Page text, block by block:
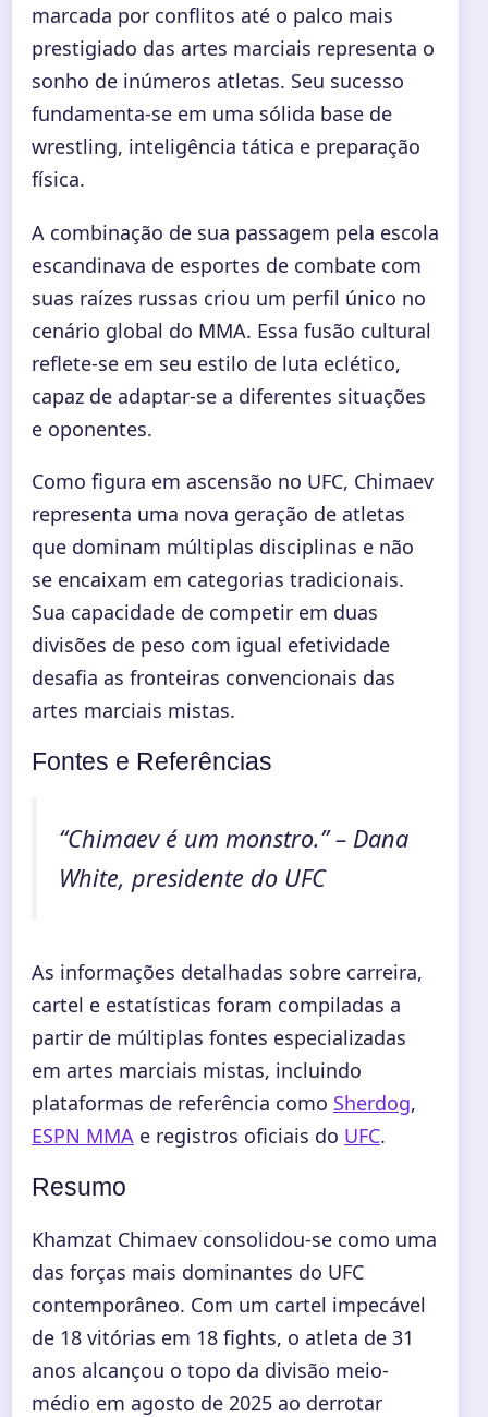
marcada por conflitos até o palco mais
prestigiado das artes marciais representa o
sonho de inúmeros atletas. Seu sucesso
fundamenta-se em uma sólida base de
wrestling, inteligência tática e preparação
física.
A combinação de sua passagem pela escola
escandinava de esportes de combate com
suas raízes russas criou um perfil único no
cenário global do MMA. Essa fusão cultural
reflete-se em seu estilo de luta eclético,
capaz de adaptar-se a diferentes situações
e oponentes.
Como figura em ascensão no UFC, Chimaev
representa uma nova geração de atletas
que dominam múltiplas disciplinas e não
se encaixam em categorias tradicionais.
Sua capacidade de competir em duas
divisões de peso com igual efetividade
desafia as fronteiras convencionais das
artes marciais mistas.
Fontes e Referências
“Chimaev é um monstro.” – Dana
White, presidente do UFC
As informações detalhadas sobre carreira,
cartel e estatísticas foram compiladas a
partir de múltiplas fontes especializadas
em artes marciais mistas, incluindo
plataformas de referência como Sherdog,
ESPN MMA e registros oficiais do UFC.
Resumo
Khamzat Chimaev consolidou-se como uma
das forças mais dominantes do UFC
contemporâneo. Com um cartel impecável
de 18 vitórias em 18 fights, o atleta de 31
anos alcançou o topo da divisão meio-
médio em agosto de 2025 ao derrotar